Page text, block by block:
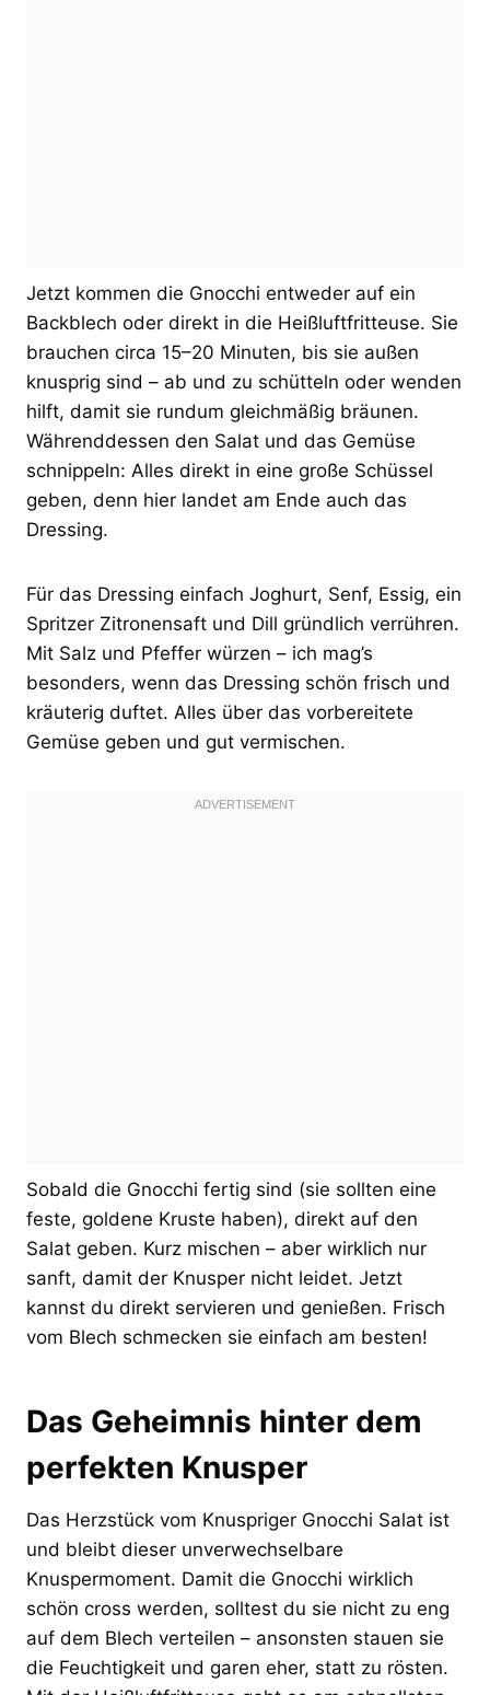
Jetzt kommen die Gnocchi entweder auf ein
Backblech oder direkt in die Heißluftfritteuse. Sie
brauchen circa 15–20 Minuten, bis sie außen
knusprig sind – ab und zu schütteln oder wenden
hilft, damit sie rundum gleichmäßig bräunen.
Währenddessen den Salat und das Gemüse
schnippeln: Alles direkt in eine große Schüssel
geben, denn hier landet am Ende auch das
Dressing.
Für das Dressing einfach Joghurt, Senf, Essig, ein
Spritzer Zitronensaft und Dill gründlich verrühren.
Mit Salz und Pfeffer würzen – ich mag’s
besonders, wenn das Dressing schön frisch und
kräuterig duftet. Alles über das vorbereitete
Gemüse geben und gut vermischen.
Sobald die Gnocchi fertig sind (sie sollten eine
feste, goldene Kruste haben), direkt auf den
Salat geben. Kurz mischen – aber wirklich nur
sanft, damit der Knusper nicht leidet. Jetzt
kannst du direkt servieren und genießen. Frisch
vom Blech schmecken sie einfach am besten!
Das Geheimnis hinter dem
perfekten Knusper
Das Herzstück vom Knuspriger Gnocchi Salat ist
und bleibt dieser unverwechselbare
Knuspermoment. Damit die Gnocchi wirklich
schön cross werden, solltest du sie nicht zu eng
auf dem Blech verteilen – ansonsten stauen sie
die Feuchtigkeit und garen eher, statt zu rösten.